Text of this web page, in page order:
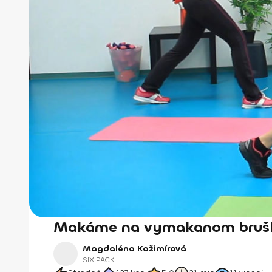
Makáme na vymakanom
Magdaléna Kažimírová
SIX PACK